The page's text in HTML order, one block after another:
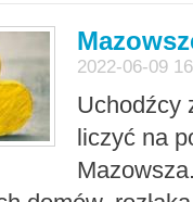
2022-06-09
Uchodźcy
liczyć na